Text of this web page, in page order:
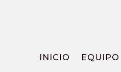
INICIO EQUIPO